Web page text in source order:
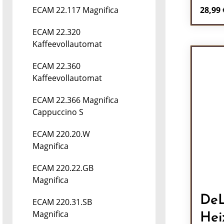
ECAM 22.117 Magnifica
ECAM 22.320
Kaffeevollautomat
ECAM 22.360
Kaffeevollautomat
ECAM 22.366 Magnifica
Cappuccino S
ECAM 220.20.W
Magnifica
ECAM 220.22.GB
Magnifica
ECAM 220.31.SB
Magnifica
28,99